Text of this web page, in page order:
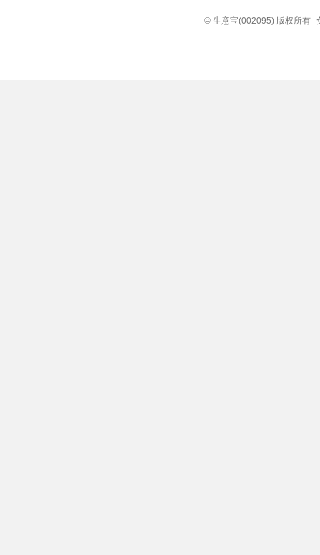
© 生意宝(002095) 版权所有